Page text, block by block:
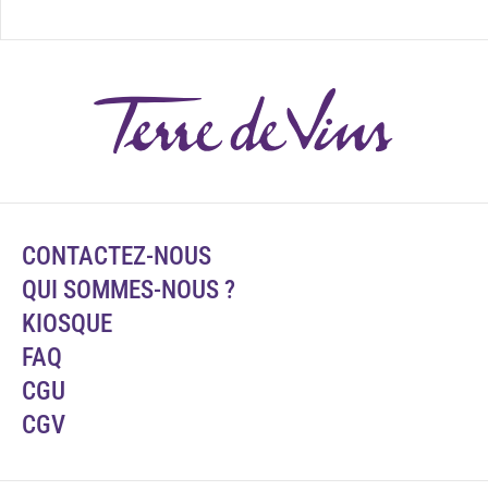
CONTACTEZ-NOUS
QUI SOMMES-NOUS ?
KIOSQUE
FAQ
CGU
CGV